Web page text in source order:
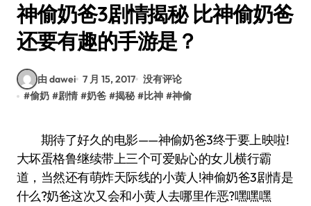
神偷奶爸3剧情揭秘 比神偷奶爸
还要有趣的手游是？
由 dawei 7 月 15, 2017 没有评论
#偷奶 #剧情 #奶爸 #揭秘 #比神 #神偷
期待了好久的电影——神偷奶爸3终于要上映啦!
大坏蛋格鲁继续带上三个可爱贴心的女儿横行霸
道，当然还有萌炸天际线的小黄人!神偷奶爸3剧情是
什么?奶爸这次又会和小黄人去哪里作恶?嘿嘿嘿